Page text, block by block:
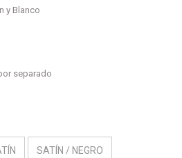
y Blanco
separado
SATÍN / NEGRO